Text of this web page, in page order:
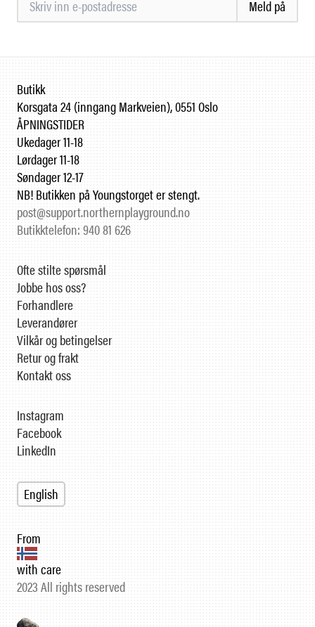
Meld på
Butikk
Korsgata 24 (inngang Markveien), 0551 Oslo
ÅPNINGSTIDER
Ukedager 11-18
Lørdager 11-18
Søndager 12-17
NB! Butikken på Youngstorget er stengt.
post@support.northernplayground.no
Butikktelefon: 940 81 626
Ofte stilte spørsmål
Jobbe hos oss?
Forhandlere
Leverandører
Vilkår og betingelser
Retur og frakt
Kontakt oss
From
with care
2023 All rights reserved
Instagram
Facebook
LinkedIn
English